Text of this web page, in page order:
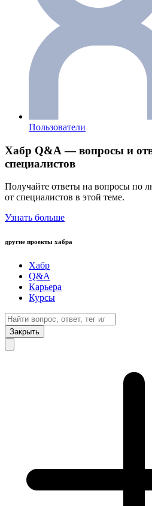
Пользователи
Хабр Q&A — вопросы и
специалистов
Получайте ответы на вопросы по
от специалистов в этой теме.
Узнать больше
другие проекты хабра
Хабр
Q&A
Карьера
Курсы
Закрыть